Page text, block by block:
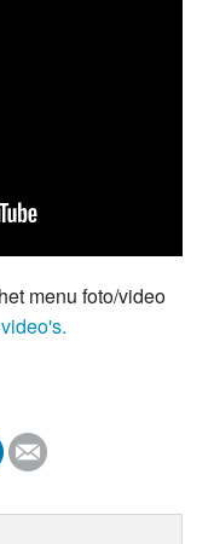
menu foto/video